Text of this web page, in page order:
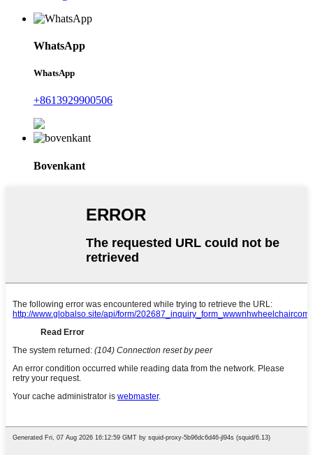
WhatsApp
WhatsApp
+8613929900506
Bovenkant